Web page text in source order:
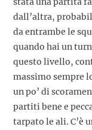
dall’altra,
da entrambe le
quando hai un
questo livello,
massimo sempre
un po’ di
partiti bene e
tarpato le ali. C’è